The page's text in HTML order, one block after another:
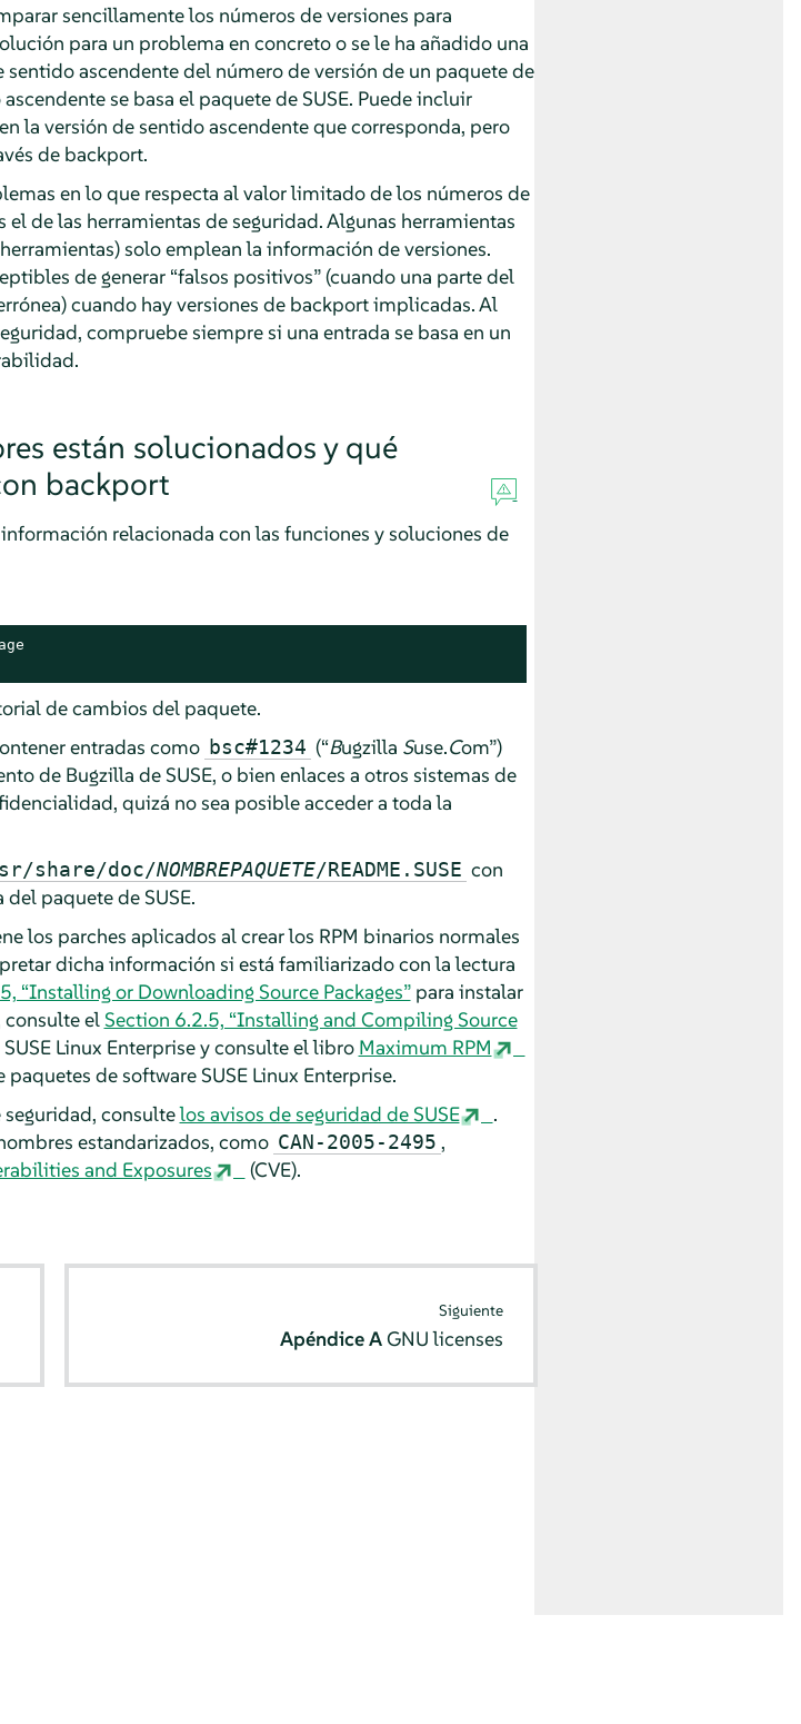
sencillamente los números de versiones para
para un problema en concreto o se le ha añadido una
ascendente del número de versión de un paquete de
se basa el paquete de SUSE. Puede incluir
la versión de sentido ascendente que corresponda, pero
de backport.
en lo que respecta al valor limitado de los números de
de las herramientas de seguridad. Algunas herramientas
solo emplean la información de versiones.
de generar “falsos positivos”(cuando una parte del
cuando hay versiones de backport implicadas. Al
compruebe siempre si una entrada se basa en un
están solucionados y qué
backport
relacionada con las funciones y soluciones de
de cambios del paquete.
entradas como bsc#1234 (“Bugzilla Suse.Com”)
de Bugzilla de SUSE, o bien enlaces a otros sistemas de
quizá no sea posible acceder a toda la
share/doc/NOMBREPAQUETE/README.SUSE con
paquete de SUSE.
los parches aplicados al crear los RPM binarios normales
dicha información si está familiarizado con la lectura
“Installing or Downloading Source Packages”para instalar
consulte elSection 6.2.5, “Installing and Compiling Source
Linux Enterprise y consulte el libro Maximum RPM
de software SUSE Linux Enterprise.
seguridad, consultelos avisos de seguridad de SUSE
.
estandarizados, como CAN-2005-2495 ,
and Exposures (CVE).
Siguiente
Apéndice AGNU licenses